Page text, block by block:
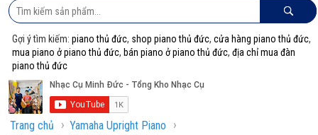
Gợi ý tìm kiếm:piano thủ đức, shop piano thủ đức,cửa hàng piano thủ đức,
mua piano ở piano thủ đức, bán piano ở piano thủ đức,địa chỉ mua đàn
piano thủ đức
Trang chủ › Yamaha Upright Piano ›